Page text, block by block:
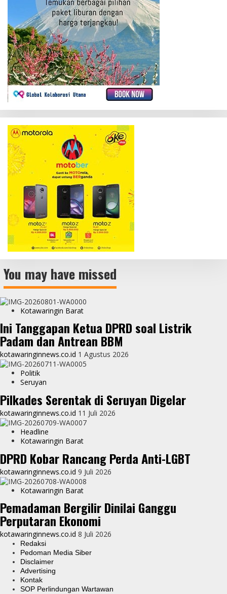
You may have missed
Kotawaringin Barat
Ini Tanggapan Ketua DPRD soal Listrik
Padam dan Antrean BBM
kotawaringinnews.co.id 1 Agustus 2026
Politik
Seruyan
Pilkades Serentak di Seruyan Digelar
kotawaringinnews.co.id 11 Juli 2026
Headline
Kotawaringin Barat
DPRD Kobar Rancang Perda Anti-LGBT
kotawaringinnews.co.id 9 Juli 2026
Kotawaringin Barat
Pemadaman Bergilir Dinilai Ganggu
Perputaran Ekonomi
kotawaringinnews.co.id 8 Juli 2026
Redaksi
Pedoman Media Siber
Disclaimer
Advertising
Kontak
SOP Perlindungan Wartawan